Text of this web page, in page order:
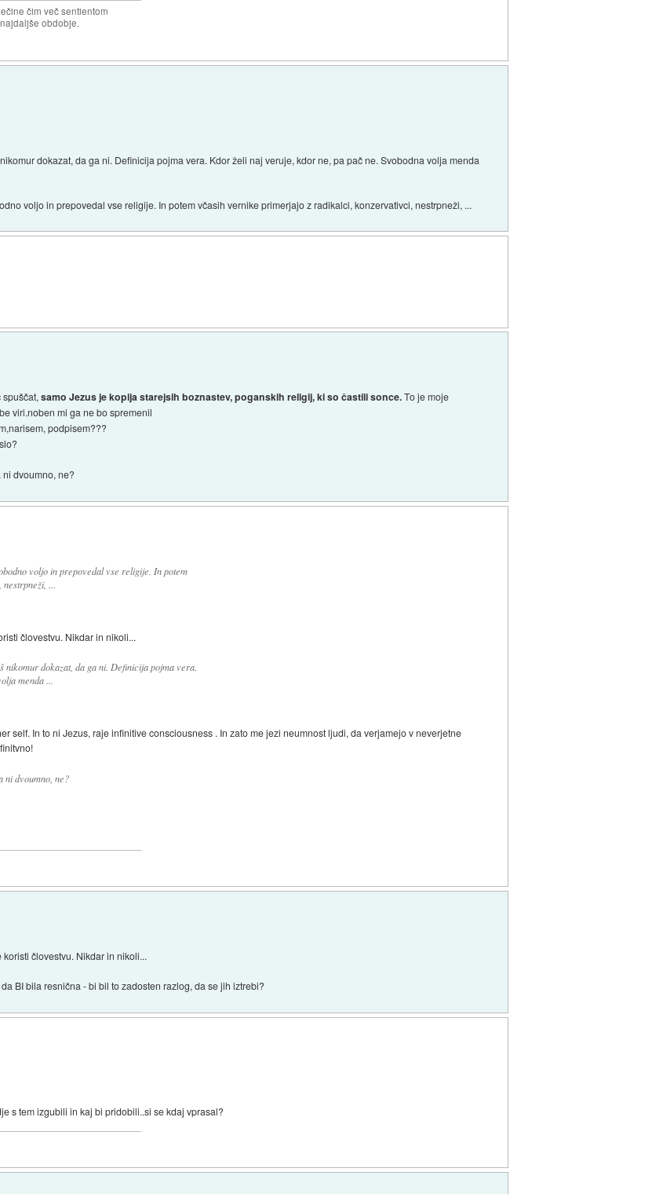
čim več sentientom
obdobje.
dokazat, da ga ni. Definicija pojma vera. Kdor želi naj veruje, kdor ne, pa pač ne. Svobodna volja menda
voljo in prepovedal vse religije. In potem včasih vernike primerjajo z radikalci, konzervativci, nestrpneži, ...
spuščat,samo Jezus je kopija starejsih boznastev, poganskih religij, ki so častili sonce.To je moje
viri.noben mi ga ne bo spremenil
podpisem???
dvoumno, ne?
voljo in prepovedal vse religije. In potem
...
človestvu. Nikdar in nikoli...
nikomur dokazat, da ga ni. Definicija pojma vera.
menda ...
self. In to ni Jezus, raje infinitive consciousness . In zato me jezi neumnost ljudi, da verjamejo v neverjetne
ni dvoumno, ne?
človestvu. Nikdar in nikoli...
BI bila resnična - bi bil to zadosten razlog, da se jih iztrebi?
s tem izgubili in kaj bi pridobili..si se kdaj vprasal?